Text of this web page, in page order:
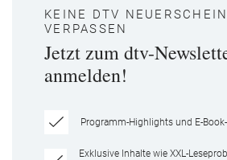
KEINE DTV
VERPASSEN
Jetzt zum dtv-
anmelden!
Programm-Highlights und E-
Exklusive Inhalte wie XXL-